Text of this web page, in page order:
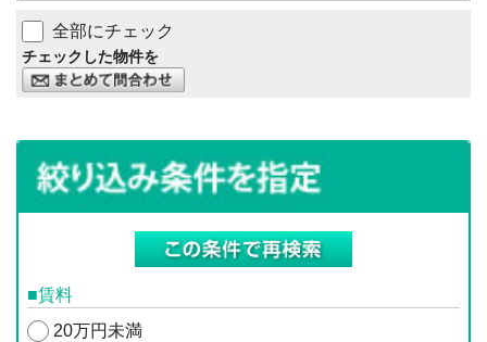
全部にチェック
チェックした物件を
■賃料
20万円未満